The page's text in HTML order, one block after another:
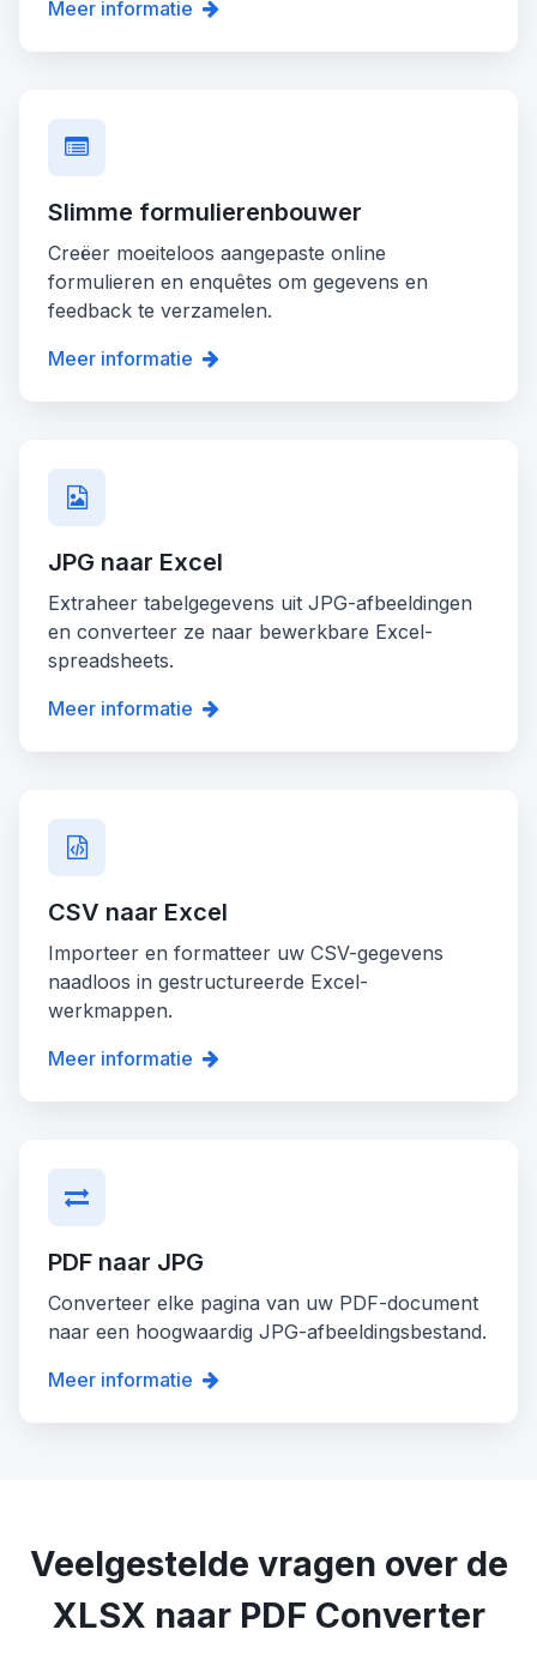
Meer informatie
Slimme formulierenbouwer
Creëer moeiteloos aangepaste online
formulieren en enquêtes om gegevens en
feedback te verzamelen.
Meer informatie
JPG naar Excel
Extraheer tabelgegevens uit JPG-afbeeldingen
en converteer ze naar bewerkbare Excel-
spreadsheets.
Meer informatie
CSV naar Excel
Importeer en formatteer uw CSV-gegevens
naadloos in gestructureerde Excel-
werkmappen.
Meer informatie
PDF naar JPG
Converteer elke pagina van uw PDF-document
naar een hoogwaardig JPG-afbeeldingsbestand.
Meer informatie
Veelgestelde vragen over de
XLSX naar PDF Converter